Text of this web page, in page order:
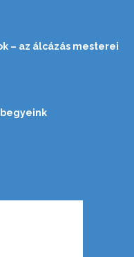
– az álcázás mesterei